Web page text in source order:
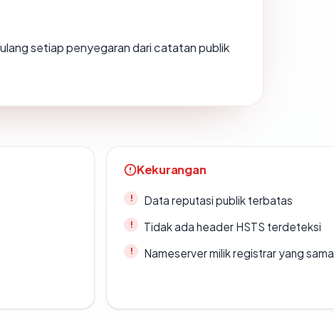
setiap penyegaran dari catatan publik
Kekurangan
Data reputasi publik terbatas
Tidak ada header HSTS terdeteksi
Nameserver milik registrar yang sama